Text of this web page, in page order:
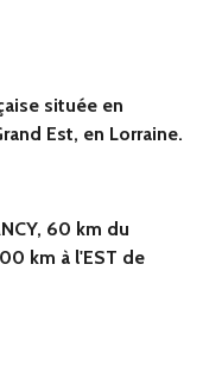
située en
Est, en Lorraine.
60 km du
km à l'EST de